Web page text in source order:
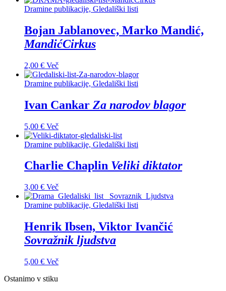
Dramine publikacije, Gledališki listi
Bojan Jablanovec, Marko Mandić,
MandićCirkus
2,00 € Več
Dramine publikacije, Gledališki listi
Ivan Cankar Za narodov blagor
5,00 € Več
Dramine publikacije, Gledališki listi
Charlie Chaplin Veliki diktator
3,00 € Več
Dramine publikacije, Gledališki listi
Henrik Ibsen, Viktor Ivančić
Sovražnik ljudstva
5,00 € Več
Ostanimo v stiku